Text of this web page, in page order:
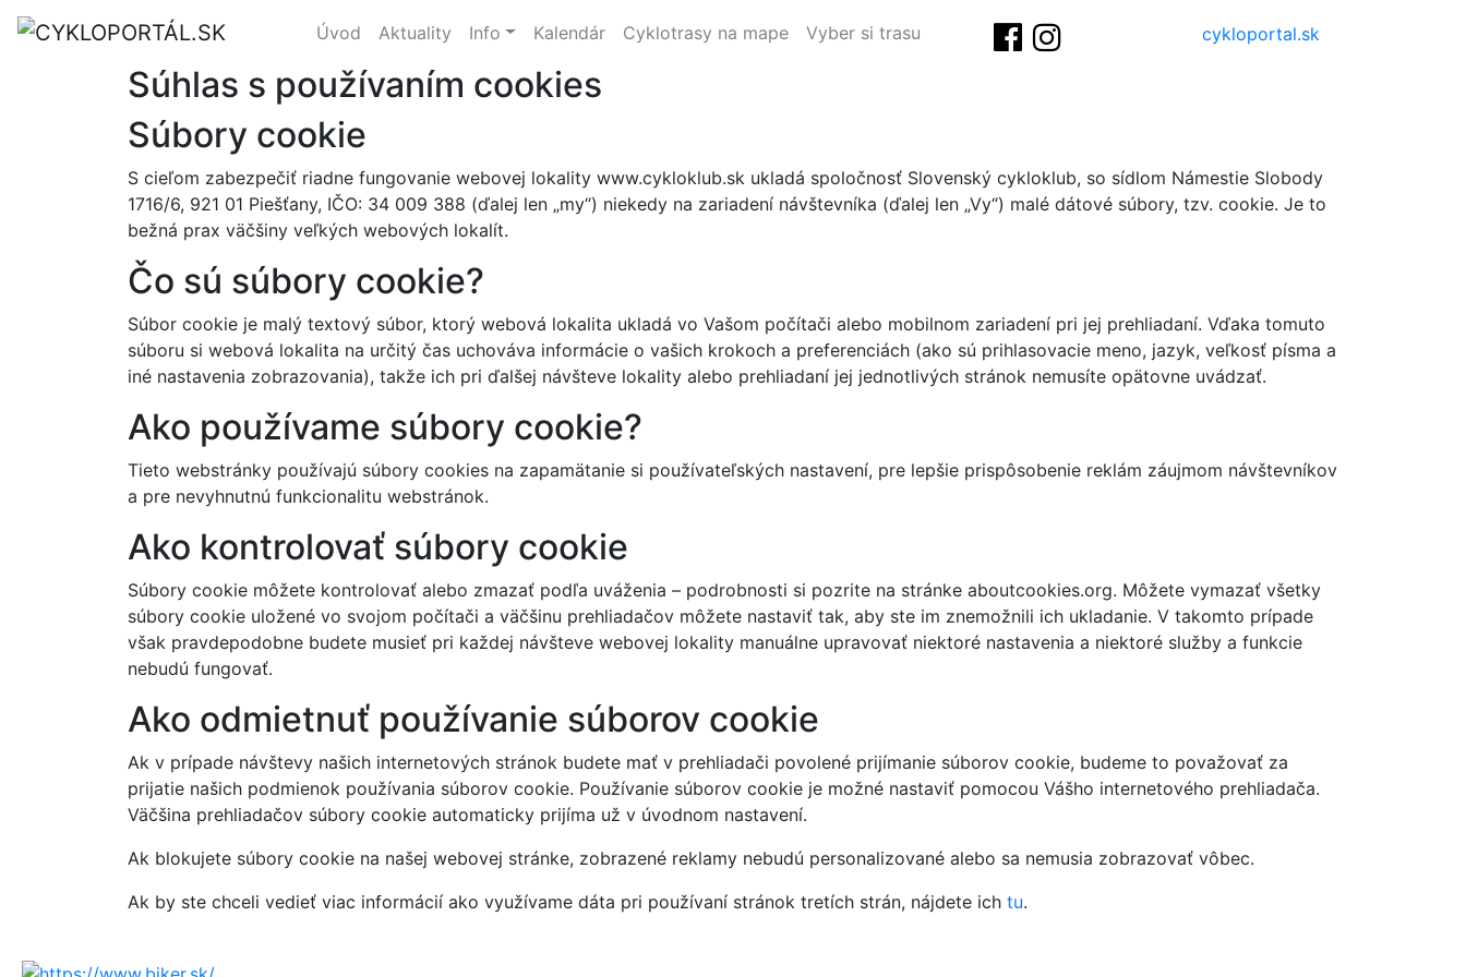
Úvod Aktuality Info Kalendár Cyklotrasy na mape Vyber si trasu cykloportal.sk
Súhlas s používaním cookies
Súbory cookie
S cieľom zabezpečiť riadne fungovanie webovej lokality www.cykloklub.sk ukladá spoločnosť Slovenský cykloklub, so sídlom Námestie Slobody
1716/6, 921 01 Piešťany, IČO: 34 009 388 (ďalej len „my“) niekedy na zariadení návštevníka (ďalej len „Vy“) malé dátové súbory, tzv. cookie. Je to
bežná prax väčšiny veľkých webových lokalít.
Čo sú súbory cookie?
Súbor cookie je malý textový súbor, ktorý webová lokalita ukladá vo Vašom počítači alebo mobilnom zariadení pri jej prehliadaní. Vďaka tomuto
súboru si webová lokalita na určitý čas uchováva informácie o vašich krokoch a preferenciách (ako sú prihlasovacie meno, jazyk, veľkosť písma a
iné nastavenia zobrazovania), takže ich pri ďalšej návšteve lokality alebo prehliadaní jej jednotlivých stránok nemusíte opätovne uvádzať.
Ako používame súbory cookie?
Tieto webstránky používajú súbory cookies na zapamätanie si používateľských nastavení, pre lepšie prispôsobenie reklám záujmom návštevníkov
a pre nevyhnutnú funkcionalitu webstránok.
Ako kontrolovať súbory cookie
Súbory cookie môžete kontrolovať alebo zmazať podľa uváženia – podrobnosti si pozrite na stránke aboutcookies.org. Môžete vymazať všetky
súbory cookie uložené vo svojom počítači a väčšinu prehliadačov môžete nastaviť tak, aby ste im znemožnili ich ukladanie. V takomto prípade
však pravdepodobne budete musieť pri každej návšteve webovej lokality manuálne upravovať niektoré nastavenia a niektoré služby a funkcie
nebudú fungovať.
Ako odmietnuť používanie súborov cookie
Ak v prípade návštevy našich internetových stránok budete mať v prehliadači povolené prijímanie súborov cookie, budeme to považovať za
prijatie našich podmienok používania súborov cookie. Používanie súborov cookie je možné nastaviť pomocou Vášho internetového prehliadača.
Väčšina prehliadačov súbory cookie automaticky prijíma už v úvodnom nastavení.
Ak blokujete súbory cookie na našej webovej stránke, zobrazené reklamy nebudú personalizované alebo sa nemusia zobrazovať vôbec.
Ak by ste chceli vedieť viac informácií ako využívame dáta pri používaní stránok tretích strán, nájdete ich tu.